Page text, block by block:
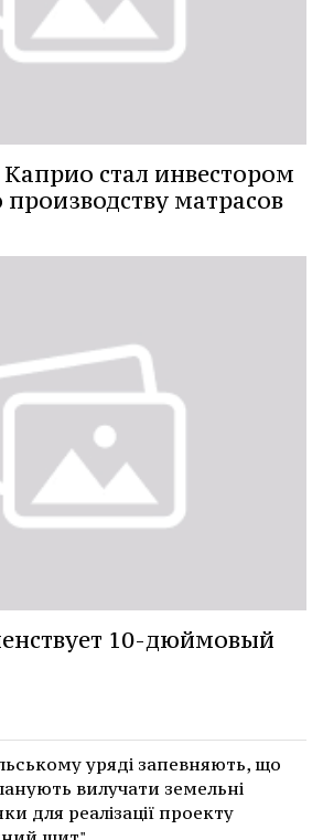
стал инвестором
матрасов
10-дюймовый
уряді запевняють, що
вилучати земельні
для реалізації проекту